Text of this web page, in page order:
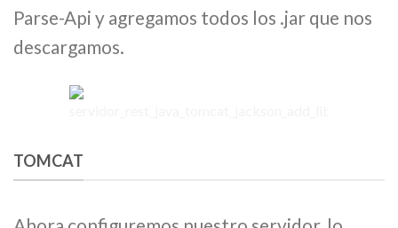
Parse-Api y agregamos todos los .jar que nos
descargamos.
TOMCAT